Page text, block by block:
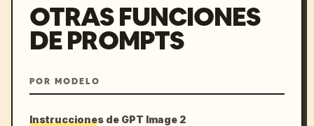
OTRAS FUNCIONES
DE PROMPTS
POR MODELO
Instrucciones de GPT Image 2